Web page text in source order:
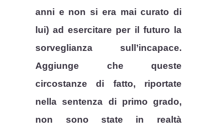
anni e non si era mai curato di
lui) ad esercitare per il futuro la
sorveglianza sull’incapace.
Aggiunge che queste
circostanze di fatto, riportate
nella sentenza di primo grado,
non sono state in realtà